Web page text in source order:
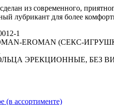
из современного,
лубрикант для более
1
EROMAN (СЕКС-
ЭРЕКЦИОННЫЕ, БЕЗ